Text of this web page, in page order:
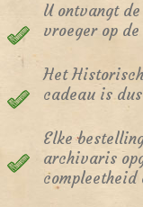
U ontvangt
vroeger op
Het
cadeau is
Elke
archivaris